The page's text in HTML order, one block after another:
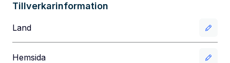
Tillverkarinformation
Land
Hemsida